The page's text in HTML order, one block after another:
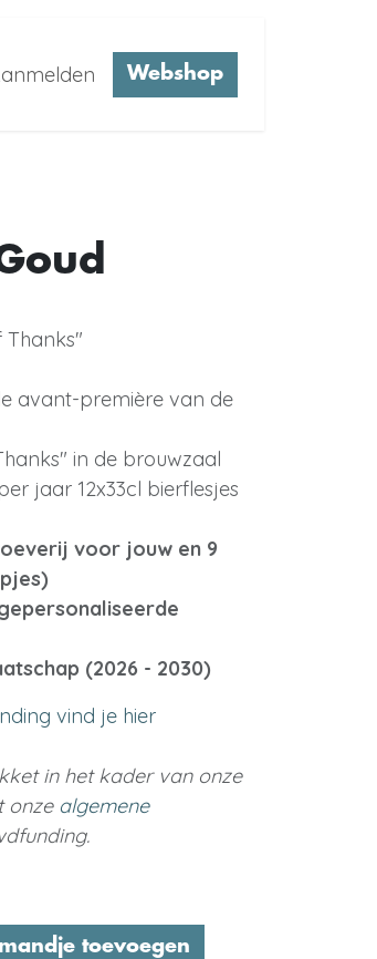
Over ons Contact
Webshop
Thanks"
avant-première van de
in de brouwzaal
jaar 12x33cl bierflesjes
voor jouw en 9
(2026 - 2030)
vind je hier
in het kader van onze
onze algemene
toevoegen